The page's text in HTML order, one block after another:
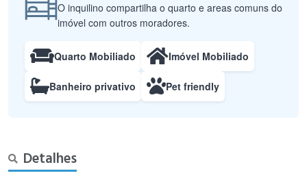
O inquilino compartilha o quarto e areas comuns do
imóvel com outros moradores.
Quarto Mobiliado Imóvel Mobiliado
Banheiro privativo Pet friendly
Detalhes